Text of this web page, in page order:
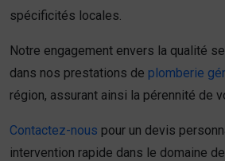
spécificités locales.
Notre engagement envers la qualité
dans nos prestations de plomberie
région, assurant ainsi la pérennité de
Contactez-nous pour un devis
intervention rapide dans le domaine